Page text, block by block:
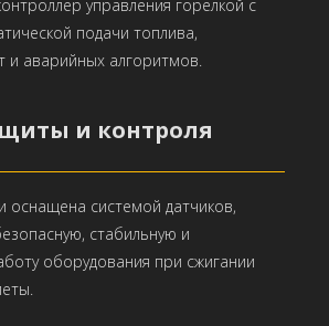
управления горелкой с
подачи топлива,
и аварийных алгоритмов.
и контроля
оснащена системой датчиков,
стабильную и
оборудования при сжигании